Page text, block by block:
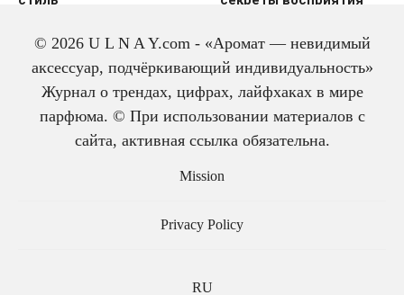
© 2026 U L N A Y.com - «Аромат — невидимый
аксессуар, подчёркивающий индивидуальность»
Журнал о трендах, цифрах, лайфхаках в мире
парфюма. © При использовании материалов с
сайта, активная ссылка обязательна.
Mission
Privacy Policy
RU